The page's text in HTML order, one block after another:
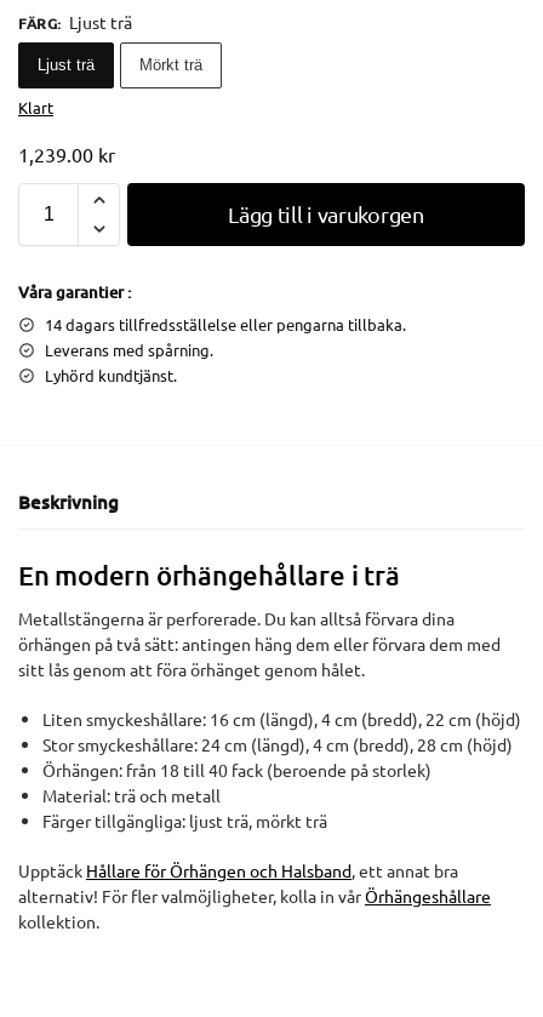
FÄRG: Ljust trä
Ljust trä Mörkt trä
Klart
1,239.00 kr
Lägg till i varukorgen
Våra garantier :
14 dagars tillfredsställelse eller pengarna tillbaka.
Leverans med spårning.
Lyhörd kundtjänst.
Beskrivning
En modern örhängehållare i trä
Metallstängerna är perforerade. Du kan alltså förvara dina
örhängen på två sätt: antingen häng dem eller förvara dem med
sitt lås genom att föra örhänget genom hålet.
Liten smyckeshållare: 16 cm (längd), 4 cm (bredd), 22 cm (höjd)
Stor smyckeshållare: 24 cm (längd), 4 cm (bredd), 28 cm (höjd)
Örhängen: från 18 till 40 fack (beroende på storlek)
Material: trä och metall
Färger tillgängliga: ljust trä, mörkt trä
Upptäck Hållare för Örhängen och Halsband , ett annat bra
alternativ! För fler valmöjligheter, kolla in vårÖrhängeshållare
kollektion.